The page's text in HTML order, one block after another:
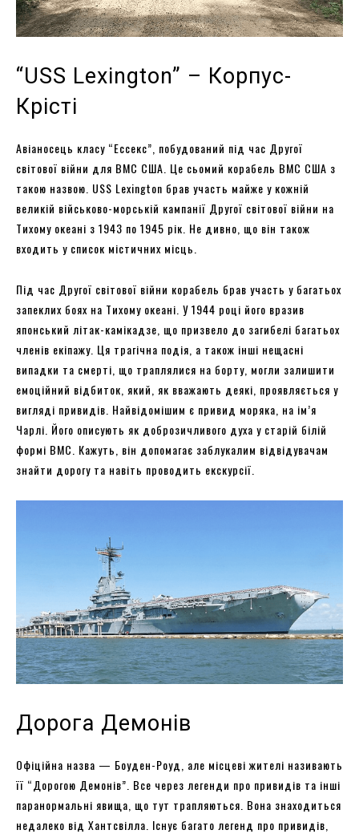
“USS Lexington” – Корпус-
Крісті
Авіаносець класу “Ессекс”, побудований під час Другої
світової війни для ВМС США. Це сьомий корабель ВМС США з
такою назвою. USS Lexington брав участь майже у кожній
великій військово-морській кампанії Другої світової війни на
Тихому океані з 1943 по 1945 рік. Не дивно, що він також
входить у список містичних місць.
Під час Другої світової війни корабель брав участь у багатьох
запеклих боях на Тихому океані. У 1944 році його вразив
японський літак-камікадзе, що призвело до загибелі багатьох
членів екіпажу. Ця трагічна подія, а також інші нещасні
випадки та смерті, що траплялися на борту, могли залишити
емоційний відбиток, який, як вважають деякі, проявляється у
вигляді привидів. Найвідомішим є привид моряка, на ім’я
Чарлі. Його описують як доброзичливого духа у старій білій
формі ВМС. Кажуть, він допомагає заблукалим відвідувачам
знайти дорогу та навіть проводить екскурсії.
Дорога Демонів
Офіційна назва — Боуден-Роуд, але місцеві жителі називають
її “Дорогою Демонів”. Все через легенди про привидів та інші
паранормальні явища, що тут трапляються. Вона знаходиться
недалеко від Хантсвілла. Існує багато легенд про привидів,